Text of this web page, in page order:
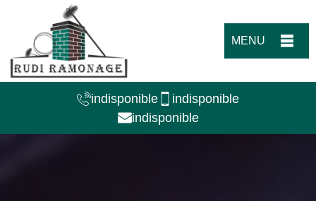
MENU
indisponible
indisponible
indisponible